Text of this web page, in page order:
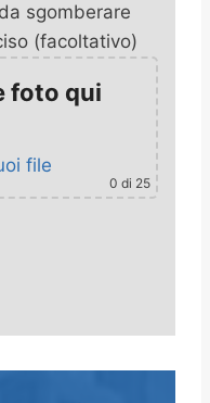
sgomberare
(facoltativo)
foto qui
file
0 di 25